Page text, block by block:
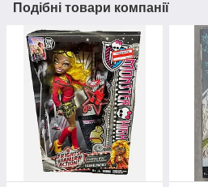
Подібні товари компанії